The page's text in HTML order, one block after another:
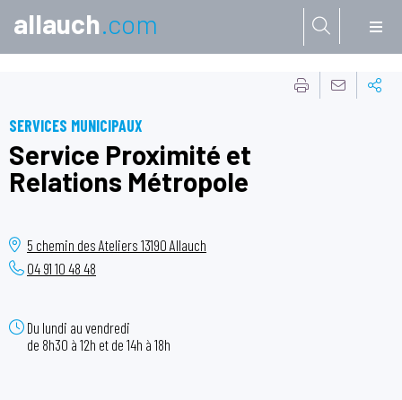
allauch.com
SERVICES MUNICIPAUX
Service Proximité et
Relations Métropole
5 chemin des Ateliers 13190 Allauch
04 91 10 48 48
Du lundi au vendredi
de 8h30 à 12h et de 14h à 18h